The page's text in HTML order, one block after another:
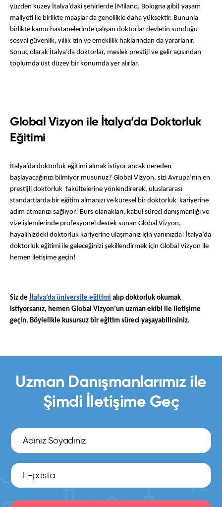
yüzden kuzey İtalya’daki şehirlerde (Milano, Bologna gibi) yaşam
maliyeti ile birlikte maaşlar da genellikle daha yüksektir. Bununla
birlikte kamu hastanelerinde çalışan doktorlar devletin sunduğu
sosyal güvenlik, yıllık izin ve emeklilik haklarından da yararlanır.
Sonuç olarak İtalya’da doktorlar, meslek prestiji ve gelir açısından
toplumda üst düzey bir konumda yer alırlar.
Global Vizyon ile İtalya’da Doktorluk
Eğitimi
İtalya’da doktorluk eğitimi almak istiyor ancak nereden
başlayacağınızı bilmiyor musunuz? Global Vizyon, sizi Avrupa’nın en
prestijli doktorluk  fakültelerine yönlendirerek, uluslararası
standartlarda bir eğitim almanızı ve küresel bir doktorluk  kariyerine
adım atmanızı sağlıyor! Burs olanakları, kabul süreci danışmanlığı ve
vize işlemlerinde profesyonel destek sunan Global Vizyon,
hayalinizdeki doktorluk kariyerine ulaşmanız için yanınızda! İtalya’da
doktorluk eğitimi ile geleceğinizi şekillendirmek için Global Vizyon ile
hemen iletişime geçin!
Siz de İtalya’da üniversite eğitimi alıp doktorluk okumak
istiyorsanız, hemen Global Vizyon’un uzman ekibi ile iletişime
geçin. Böylelikle kusursuz bir eğitim süreci yaşayabilirsiniz.
Uzman Danışmanlarımız ile
Şimdi İletişime Geç